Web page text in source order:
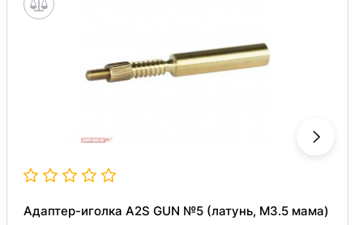
Адаптер-иголка A2S GUN №5 (латунь, M3.5 мама)